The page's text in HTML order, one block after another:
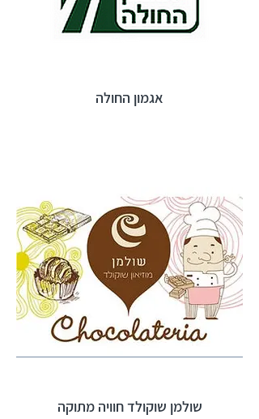
אגמון החולה
שולמן שוקולד חוויה מתוקה